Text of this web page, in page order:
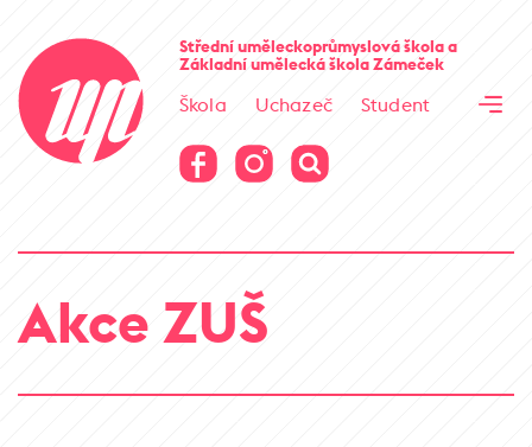
Střední uměleckoprůmyslová školaa
Základní umělecká školaZámeček
Škola Uchazeč
Student
Virtuální prohlídka
Virtuální prohlídka
Akce ZUŠ